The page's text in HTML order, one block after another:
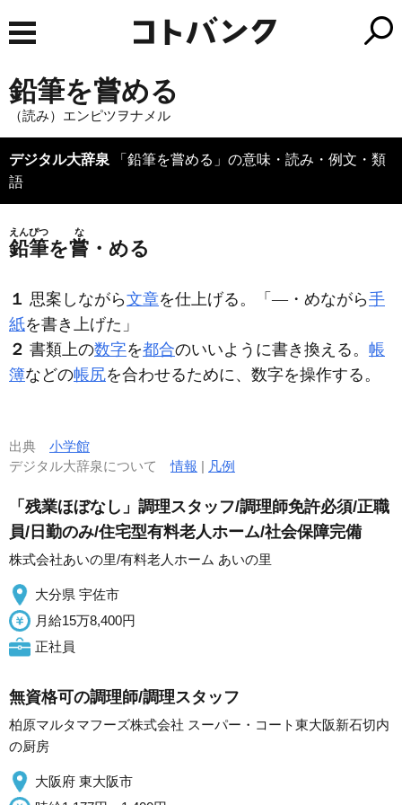
鉛筆を嘗める
（読み）エンピツヲナメル
デジタル大辞泉
語
鉛筆
えんぴつ
を嘗
な
・める
１ 思案しながら文章を仕上げる。「―・めながら手
紙を書き上げた」
２ 書類上の数字を都合のいいように書き換える。 帳
簿などの帳尻を合わせるために、数字を操作する。
出典 小学館
デジタル大辞泉について情報 | 凡例
「残業ほぼなし」調理スタッフ/調理師免許必須/正職
員/日勤のみ/住宅型有料老人ホーム/社会保障完備
株式会社あいの里/有料老人ホーム あいの里
大分県 宇佐市
月給15万8,400円
正社員
無資格可の調理師/調理スタッフ
柏原マルタマフーズ株式会社 スーパー・コート東大阪新石切内
の厨房
大阪府 東大阪市